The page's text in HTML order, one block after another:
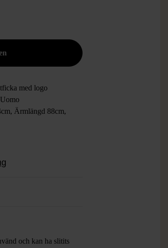
med logo
Ärmlängd 88cm,
färgförändring på
och kan ha slitits